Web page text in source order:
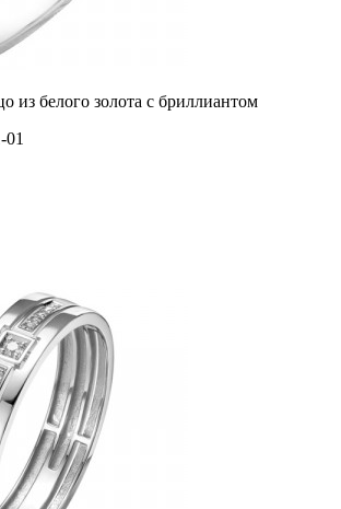
из белого золота с бриллиантом
01